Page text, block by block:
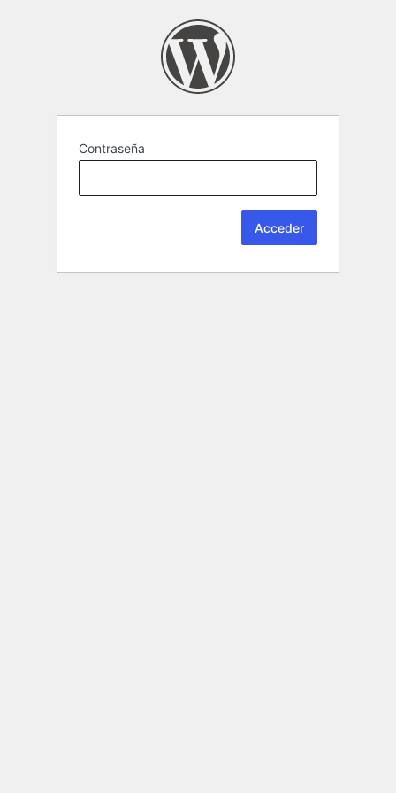
Contraseña